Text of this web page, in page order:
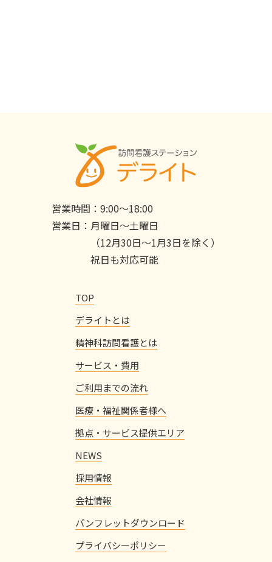
営業時間： 9:00〜18:00
営業日： 月曜日〜土曜日
（12月30日〜1月3日を除く）
祝日も対応可能
TOP
デライトとは
精神科訪問看護とは
サービス・費用
ご利用までの流れ
医療・福祉関係者様へ
拠点・サービス提供エリア
NEWS
採用情報
会社情報
パンフレットダウンロード
プライバシーポリシー